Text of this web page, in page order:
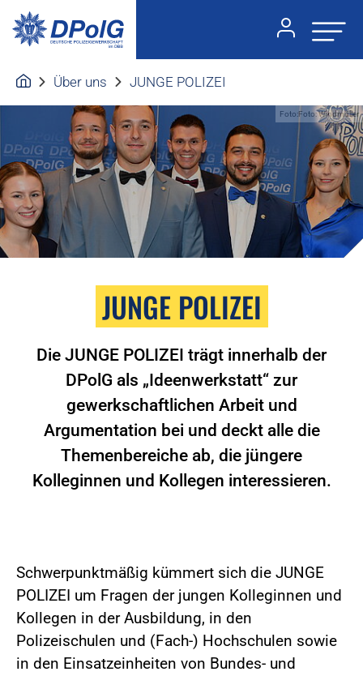
Über uns JUNGE POLIZEI
Foto:Foto: Windmüller
JUNGE POLIZEI
Die JUNGE POLIZEI trägt innerhalb der
DPolG als „Ideenwerkstatt“ zur
gewerkschaftlichen Arbeit und
Argumentation bei und deckt alle die
Themenbereiche ab, die jüngere
Kolleginnen und Kollegen interessieren.
Schwerpunktmäßig kümmert sich die JUNGE
POLIZEI um Fragen der jungen Kolleginnen und
Kollegen in der Ausbildung, in den
Polizeischulen und (Fach-) Hochschulen sowie
in den Einsatzeinheiten von Bundes- und